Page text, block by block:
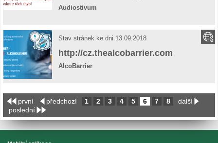
Audiostivum
Stav stránek ke dni 13.09.2018
http://cz.thealcobarrier.com
AlcoBarrier
první předchozí 1 2 3 4 5 6 7 8
další
poslední